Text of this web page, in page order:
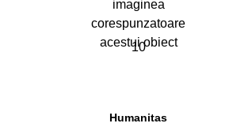
10
Humanitas